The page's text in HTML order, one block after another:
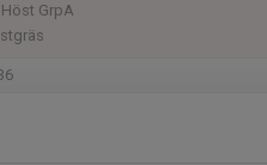
GrpA